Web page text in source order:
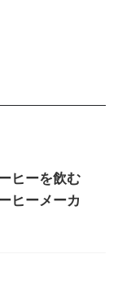
ヒーを飲む
ヒーメーカ